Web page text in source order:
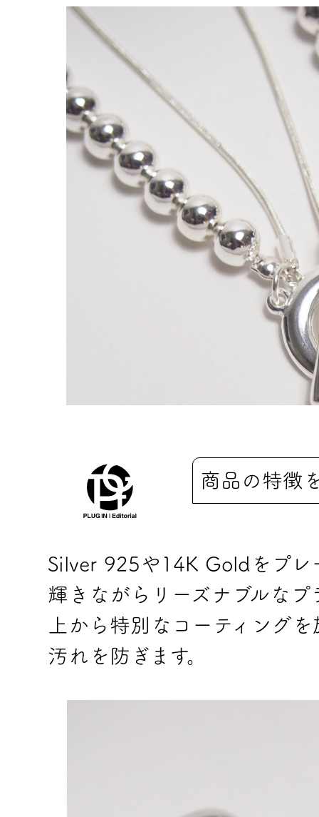
商品の特徴
Silver 925や14K Goldをプレ
輝きながらリーズナブルな
上から特別なコーティング
汚れを防ぎます。